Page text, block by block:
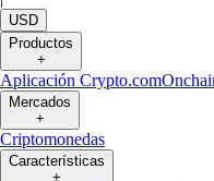
USD
Productos
+
Aplicación Crypto.com
Mercados
+
Criptomonedas
Características
+